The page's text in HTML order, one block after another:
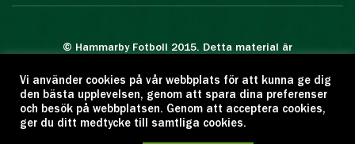
© Hammarby Fotboll 2015. Detta material är
Eftertryck eller annan kopiering är förbjuden.
Citera oss gärna men ange källan:
www.hammarbyfotboll.se. Ansvarig utgivare:
Vi använder cookies på vår webbplats för att kunna ge dig
den bästa upplevelsen, genom att spara dina preferenser
och besök på webbplatsen. Genom att acceptera cookies,
ger du ditt medtycke till samtliga cookies.